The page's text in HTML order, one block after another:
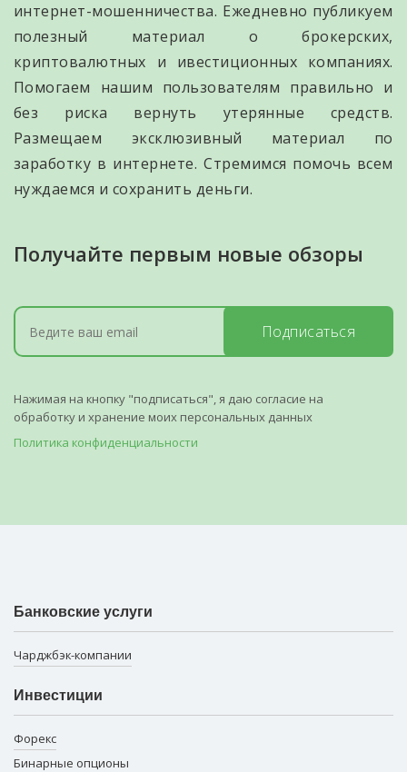
интернет-мошенничества. Ежедневно публикуем
полезный материал о брокерских,
криптовалютных и ивестиционных компаниях.
Помогаем нашим пользователям правильно и
без риска вернуть утерянные средств.
Размещаем эксклюзивный материал по
заработку в интернете. Стремимся помочь всем
нуждаемся и сохранить деньги.
Получайте первым новые обзоры
Подписаться
Нажимая на кнопку "подписаться", я даю согласие на
обработку и хранение моих персональных данных
Политика конфиденциальности
Банковские услуги
Чарджбэк-компании
Инвестиции
Форекс
Бинарные опционы